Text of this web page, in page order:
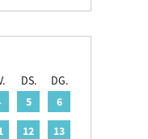
DS.
DG.
5
6
12
13